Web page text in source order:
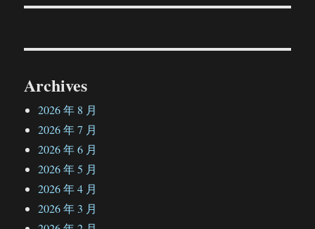
文
Archives
2026 年 8 月
2026 年 7 月
2026 年 6 月
2026 年 5 月
2026 年 4 月
2026 年 3 月